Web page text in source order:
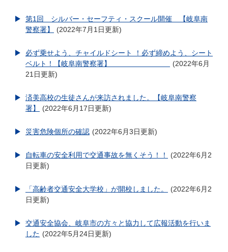
第1回 シルバー・セーフティ・スクール開催 【岐阜南
警察署】
2022年7月1日更新
必ず乗せよう、チャイルドシート ！必ず締めよう、シート
ベルト！【岐阜南警察署】
2022年6月
21日更新
済美高校の生徒さんが来訪されました。【岐阜南警察
署】
2022年6月17日更新
災害危険個所の確認 2022年6月3日更新
自転車の安全利用で交通事故を無くそう！！
2022年6月2
日更新
「高齢者交通安全大学校」が開校しました。
2022年6月2
日更新
交通安全協会、岐阜市の方々と協力して広報活動を行いま
した
2022年5月24日更新